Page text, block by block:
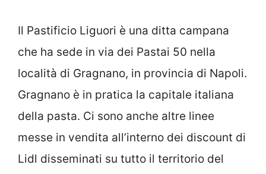
Il Pastificio Liguori è una ditta campana
che ha sede in via dei Pastai 50 nella
località di Gragnano, in provincia di Napoli.
Gragnano è in pratica la capitale italiana
della pasta. Ci sono anche altre linee
messe in vendita all’interno dei discount di
Lidl disseminati su tutto il territorio del